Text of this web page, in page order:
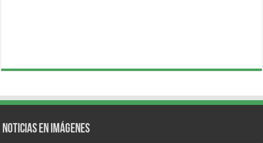
Noticias en Imágenes